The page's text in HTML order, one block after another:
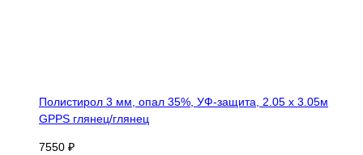
Полистирол 3 мм, опал 35%, УФ-защита, 2.05 х 3.05м
GPPS глянец/глянец
7550 ₽